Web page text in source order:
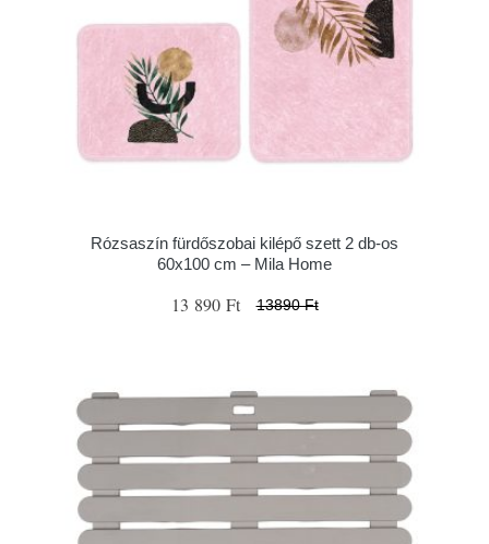
Rózsaszín fürdőszobai kilépő szett 2 db-os
60x100 cm – Mila Home
13 890 Ft 13890 Ft